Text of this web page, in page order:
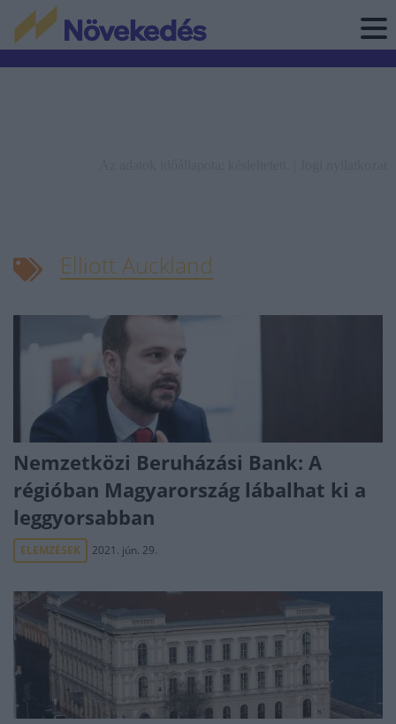
Elliott Auckland
Nemzetközi Beruházási Bank: A
régióban Magyarország lábalhat ki a
leggyorsabban
ELEMZÉSEK 2021. jún. 29.